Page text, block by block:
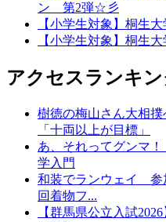
ン 第2弾☆彡
【小学生対象】桐生
【小学生対象】桐生
アクセスランキ
樹徳の梅山さん大相
「十両以上が目標」
あ、それってグンマ
学入門
和装でランウェイ 参
回着物フ...
【群馬県公立入試